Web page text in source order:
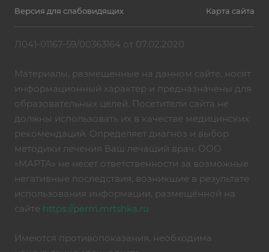
Версия для слабовидящих Карта сайта
Л041-01167-59/00363164 от 07.02.2020
Материалы, размещенные на данном сайте, носят
информационный характер и предназначены для
образовательных целей. Посетители сайта не
должны использовать их в качестве медицинских
рекомендаций. Определяет диагноз и выбор
методики лечения Ваш лечащий врач. ООО
«МАРТА» не несет ответственности за возможные
негативные последствия, возникшие в результате
использования информации, размещённой на
сайте https://perm.mrtshka.ru
Имеются противопоказания, необходима